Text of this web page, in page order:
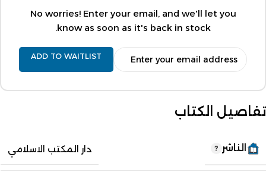
No worries! Enter your email, and we'll let you
know as soon as it's back in stock.
ADD TO WAITLIST
تفاصيل الكتاب
الناشر دار المكتب الاسلامي